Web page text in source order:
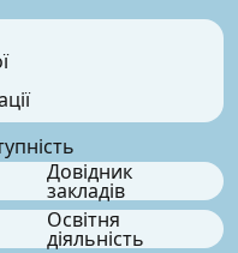
Довідник
закладів
Освітня
діяльність